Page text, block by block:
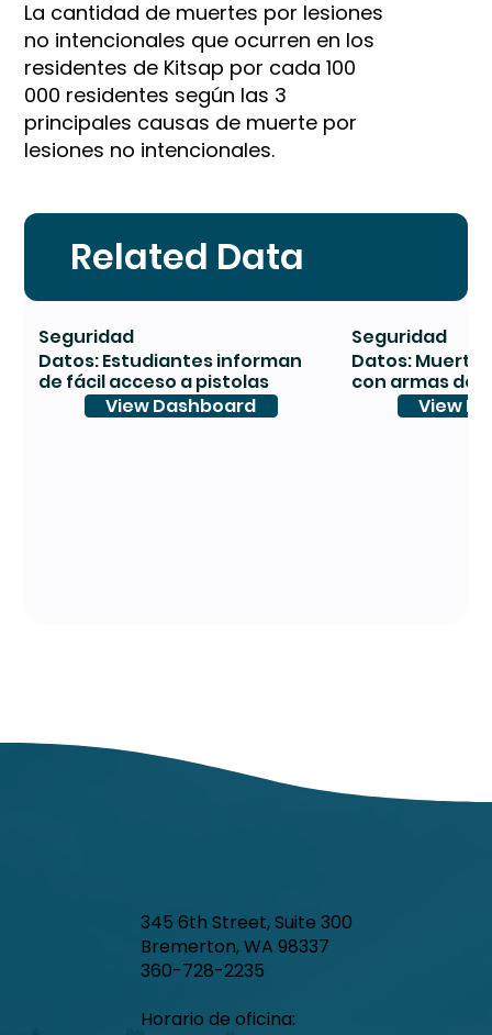
La cantidad de muertes por lesiones
no intencionales que ocurren en los
residentes de Kitsap por cada 100
000 residentes según las 3
principales causas de muerte por
lesiones no intencionales.
Related Data
Seguridad
Datos: Estudiantes informan
de fácil acceso a pistolas
View Dashboard
Seguridad
Datos:
con armas de
View
345 6th Street, Suite 300
Bremerton, WA 98337
360-728-2235
Horario de oficina: